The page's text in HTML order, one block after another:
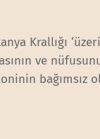
Krallığı
ve
bağımsız